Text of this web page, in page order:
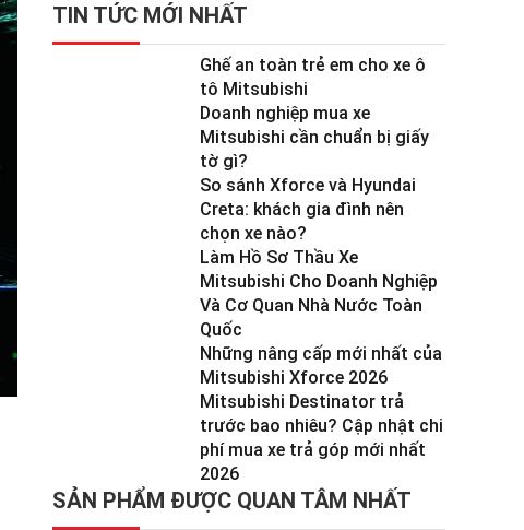
TIN TỨC MỚI NHẤT
Ghế an toàn trẻ em cho xe ô
tô Mitsubishi
Doanh nghiệp mua xe
Mitsubishi cần chuẩn bị giấy
tờ gì?
So sánh Xforce và Hyundai
Creta: khách gia đình nên
chọn xe nào?
Làm Hồ Sơ Thầu Xe
Mitsubishi Cho Doanh Nghiệp
Và Cơ Quan Nhà Nước Toàn
Quốc
Những nâng cấp mới nhất của
Mitsubishi Xforce 2026
Mitsubishi Destinator trả
trước bao nhiêu? Cập nhật chi
phí mua xe trả góp mới nhất
2026
SẢN PHẨM ĐƯỢC QUAN TÂM NHẤT